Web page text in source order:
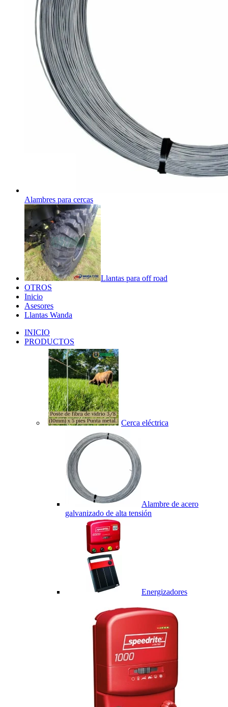
Alambres para cercas
Llantas para off road
OTROS
Inicio
Asesores
Llantas Wanda
INICIO
PRODUCTOS
Cerca eléctrica
Alambre de acero
galvanizado de alta tensión
Energizadores